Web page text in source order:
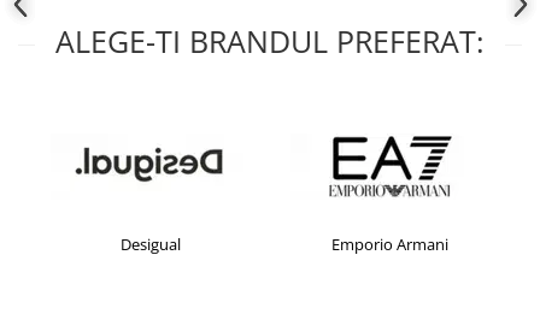
ALEGE-TI BRANDUL PREFERAT:
Desigual Emporio Armani